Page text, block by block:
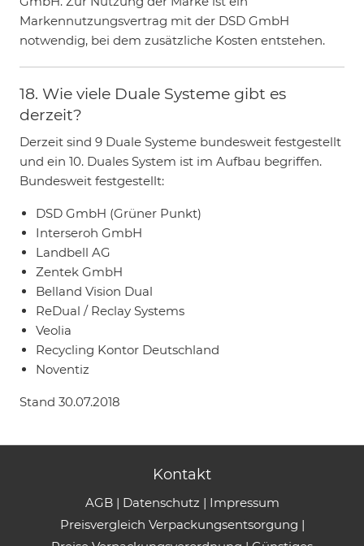
Markennutzungsvertrag mit der DSD GmbH
notwendig, bei dem zusätzliche Kosten entstehen.
18. Wie viele Duale Systeme gibt es
derzeit?
Derzeit sind 9 Duale Systeme bundesweit festgestellt
und ein 10. Duales System ist im Aufbau begriffen.
Bundesweit festgestellt:
DSD GmbH (Grüner Punkt)
Interseroh GmbH
Landbell AG
Zentek GmbH
Belland Vision Dual
ReDual / Reclay Systems
Veolia
Recycling Kontor Deutschland
Noventiz
Stand 30.07.2018
Kontakt
AGB | Datenschutz | Impressum
Preisvergleich Verpackungsentsorgung |